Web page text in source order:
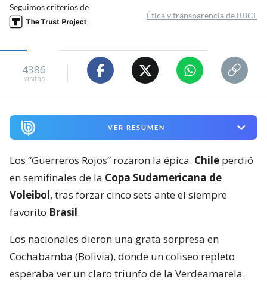
Seguimos criterios de
Ética y transparencia de BBCL
4386
visitas
VER RESUMEN
Los “Guerreros Rojos” rozaron la épica. Chile perdió
en semifinales de la Copa Sudamericana de
Voleibol, tras forzar cinco sets ante el siempre
favorito Brasil.
Los nacionales dieron una grata sorpresa en
Cochabamba (Bolivia), donde un coliseo repleto
esperaba ver un claro triunfo de la Verdeamarela.